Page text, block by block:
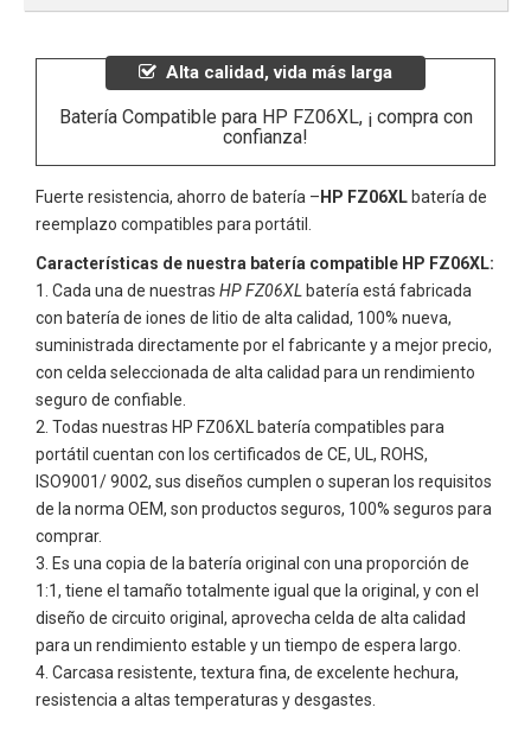
Alta calidad, vida más larga
Batería Compatible para HP FZ06XL, ¡ compra con
confianza!
Fuerte resistencia, ahorro de batería – HP FZ06XL batería de
reemplazo compatibles para portátil.
Características de nuestra batería compatible HP FZ06XL:
Cada una de nuestras HP FZ06XL batería está fabricada
con batería de iones de litio de alta calidad, 100% nueva,
suministrada directamente por el fabricante y a mejor precio,
con celda seleccionada de alta calidad para un rendimiento
seguro de confiable.
Todas nuestras HP FZ06XL
batería compatibles para
portátil cuentan con los certificados de CE, UL, ROHS,
ISO9001/ 9002, sus diseños cumplen o superan los requisitos
de la norma OEM, son productos seguros, 100% seguros para
comprar.
Es una copia de la batería original con una proporción de
1:1, tiene el tamaño totalmente igual que la original, y con el
diseño de circuito original, aprovecha celda de alta calidad
para un rendimiento estable y un tiempo de espera largo.
Carcasa resistente, textura fina, de excelente hechura,
resistencia a altas temperaturas y desgastes.